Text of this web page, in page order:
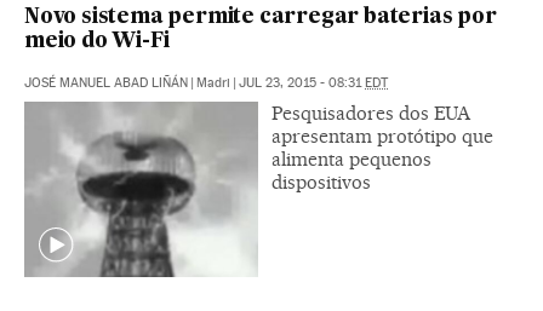
Novo sistema permite carregar baterias por
meio do Wi-Fi
JOSÉ MANUEL ABAD LIÑÁN | Madri | JUL 23, 2015 - 08:31EDT
Pesquisadores dos EUA
apresentam protótipo que
alimenta pequenos
dispositivos